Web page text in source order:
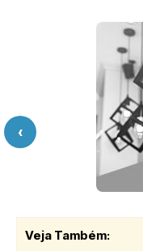
‹
Veja Também: